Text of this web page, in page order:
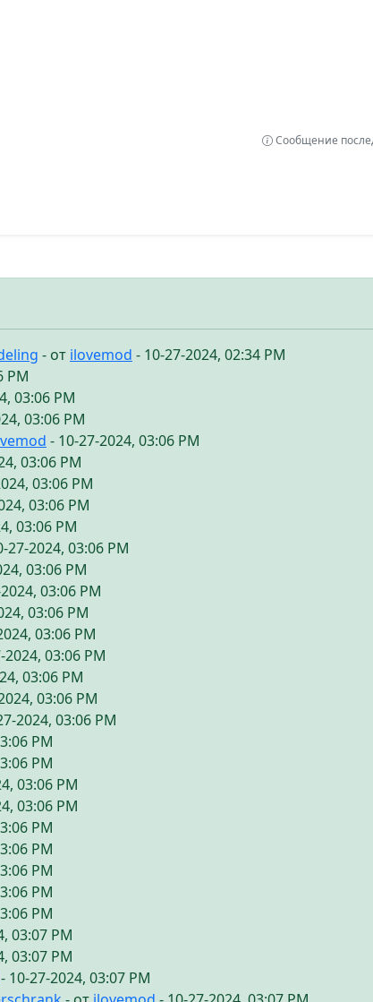
Сообщение
- от ilovemod - 10-27-2024, 02:34 PM
PM
03:06 PM
03:06 PM
- 10-27-2024, 03:06 PM
03:06 PM
03:06 PM
03:06 PM
03:06 PM
27-2024, 03:06 PM
03:06 PM
03:06 PM
03:06 PM
03:06 PM
2024, 03:06 PM
03:06 PM
03:06 PM
2024, 03:06 PM
PM
PM
03:06 PM
03:06 PM
PM
PM
PM
PM
PM
03:07 PM
03:07 PM
- 10-27-2024, 03:07 PM